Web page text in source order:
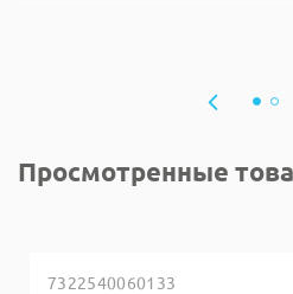
Просмотренные
7322540060133